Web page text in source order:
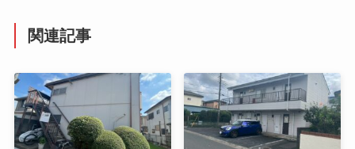
関連記事